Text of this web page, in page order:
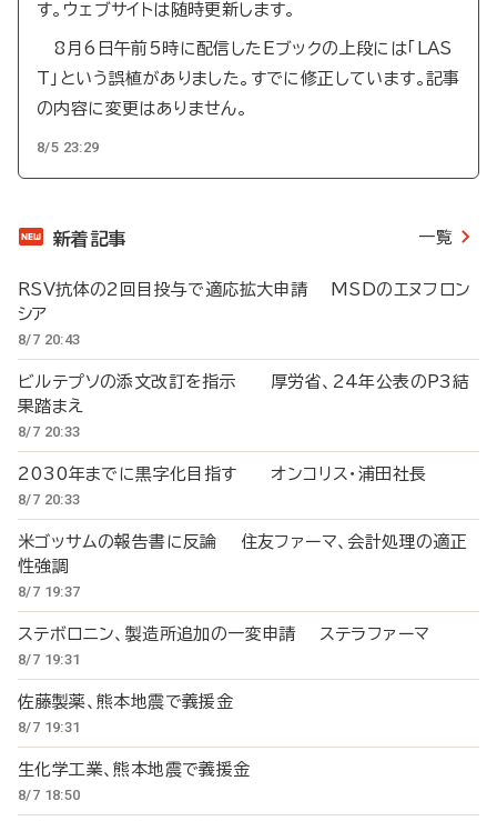
す。ウェブサイトは随時更新します。
8月6日午前5時に配信したEブックの上段には「LAS
T」という誤植がありました。すでに修正しています。記事
の内容に変更はありません。
8/5 23:29
新着記事 一覧
RSV抗体の2回目投与で適応拡大申請 MSDのエヌフロン
シア
8/7 20:43
ビルテプソの添文改訂を指示 厚労省、24年公表のP3結
果踏まえ
8/7 20:33
2030年までに黒字化目指す オンコリス・浦田社長
8/7 20:33
米ゴッサムの報告書に反論 住友ファーマ、会計処理の適正
性強調
8/7 19:37
ステボロニン、製造所追加の一変申請 ステラファーマ
8/7 19:31
佐藤製薬、熊本地震で義援金
8/7 19:31
生化学工業、熊本地震で義援金
8/7 18:50